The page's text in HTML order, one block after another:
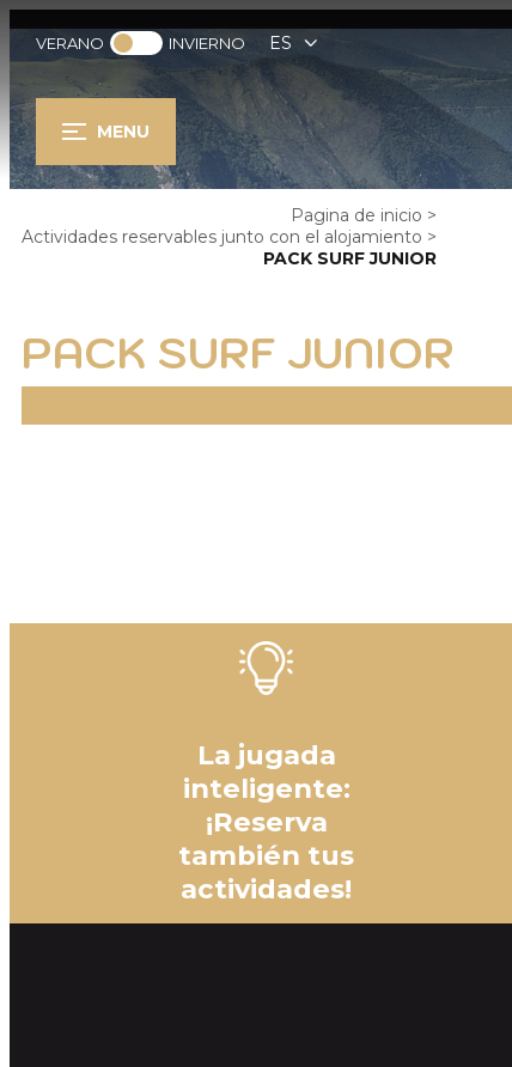
VERANO INVIERNO ES
MENU
Pagina de inicio >
Actividades reservables junto con el alojamiento >
PACK SURF JUNIOR
PACK SURF JUNIOR
La jugada
inteligente:
¡Reserva
también tus
actividades!